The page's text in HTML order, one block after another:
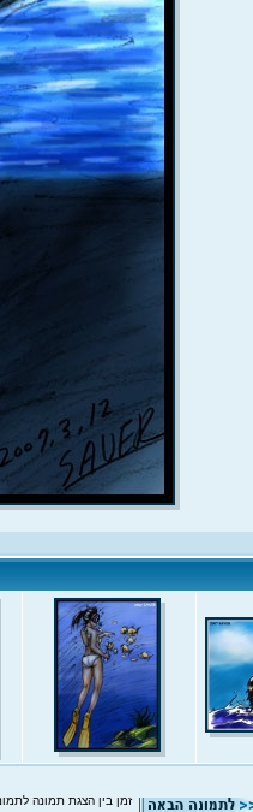
זמן בין הצגת תמונה